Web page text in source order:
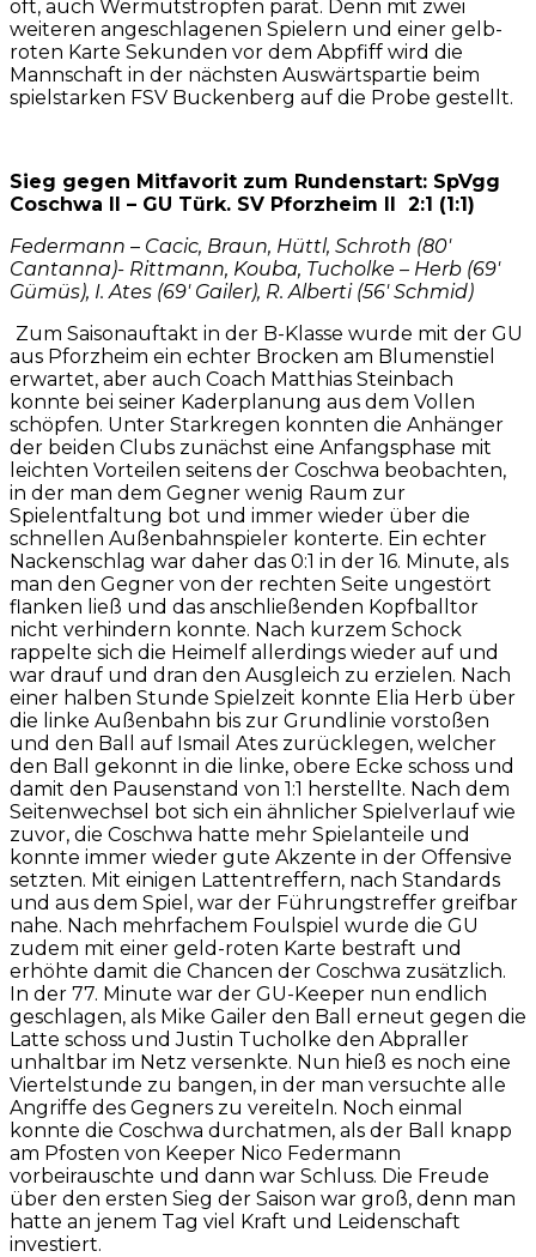
oft, auch Wermutstropfen parat. Denn mit zwei
weiteren angeschlagenen Spielern und einer gelb-
roten Karte Sekunden vor dem Abpfiff wird die
Mannschaft in der nächsten Auswärtspartie beim
spielstarken FSV Buckenberg auf die Probe gestellt.
Sieg gegen Mitfavorit zum Rundenstart: SpVgg
Coschwa II – GU Türk. SV Pforzheim II 2:1 (1:1)
Federmann – Cacic, Braun, Hüttl, Schroth (80′
Cantanna)- Rittmann, Kouba, Tucholke – Herb (69′
Gümüs), I. Ates (69′ Gailer), R. Alberti (56′ Schmid)
Zum Saisonauftakt in der B-Klasse wurde mit der GU
aus Pforzheim ein echter Brocken am Blumenstiel
erwartet, aber auch Coach Matthias Steinbach
konnte bei seiner Kaderplanung aus dem Vollen
schöpfen. Unter Starkregen konnten die Anhänger
der beiden Clubs zunächst eine Anfangsphase mit
leichten Vorteilen seitens der Coschwa beobachten,
in der man dem Gegner wenig Raum zur
Spielentfaltung bot und immer wieder über die
schnellen Außenbahnspieler konterte. Ein echter
Nackenschlag war daher das 0:1 in der 16. Minute, als
man den Gegner von der rechten Seite ungestört
flanken ließ und das anschließenden Kopfballtor
nicht verhindern konnte. Nach kurzem Schock
rappelte sich die Heimelf allerdings wieder auf und
war drauf und dran den Ausgleich zu erzielen. Nach
einer halben Stunde Spielzeit konnte Elia Herb über
die linke Außenbahn bis zur Grundlinie vorstoßen
und den Ball auf Ismail Ates zurücklegen, welcher
den Ball gekonnt in die linke, obere Ecke schoss und
damit den Pausenstand von 1:1 herstellte. Nach dem
Seitenwechsel bot sich ein ähnlicher Spielverlauf wie
zuvor, die Coschwa hatte mehr Spielanteile und
konnte immer wieder gute Akzente in der Offensive
setzten. Mit einigen Lattentreffern, nach Standards
und aus dem Spiel, war der Führungstreffer greifbar
nahe. Nach mehrfachem Foulspiel wurde die GU
zudem mit einer geld-roten Karte bestraft und
erhöhte damit die Chancen der Coschwa zusätzlich.
In der 77. Minute war der GU-Keeper nun endlich
geschlagen, als Mike Gailer den Ball erneut gegen die
Latte schoss und Justin Tucholke den Abpraller
unhaltbar im Netz versenkte. Nun hieß es noch eine
Viertelstunde zu bangen, in der man versuchte alle
Angriffe des Gegners zu vereiteln. Noch einmal
konnte die Coschwa durchatmen, als der Ball knapp
am Pfosten von Keeper Nico Federmann
vorbeirauschte und dann war Schluss. Die Freude
über den ersten Sieg der Saison war groß, denn man
hatte an jenem Tag viel Kraft und Leidenschaft
investiert.